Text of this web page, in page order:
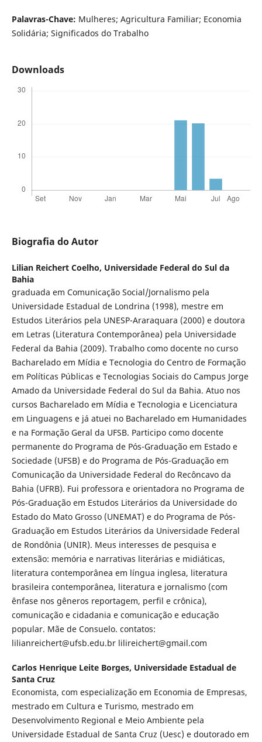
Palavras-Chave: Mulheres; Agricultura Familiar; Economia
Solidária; Significados do Trabalho
Downloads
Biografia do Autor
Lilian Reichert Coelho, Universidade Federal do Sul da
Bahia
graduada em Comunicação Social/Jornalismo pela
Universidade Estadual de Londrina (1998), mestre em
Estudos Literários pela UNESP-Araraquara (2000) e doutora
em Letras (Literatura Contemporânea) pela Universidade
Federal da Bahia (2009). Trabalho como docente no curso
Bacharelado em Mídia e Tecnologia do Centro de Formação
em Políticas Públicas e Tecnologias Sociais do Campus Jorge
Amado da Universidade Federal do Sul da Bahia. Atuo nos
cursos Bacharelado em Mídia e Tecnologia e Licenciatura
em Linguagens e já atuei no Bacharelado em Humanidades
e na Formação Geral da UFSB. Participo como docente
permanente do Programa de Pós-Graduação em Estado e
Sociedade (UFSB) e do Programa de Pós-Graduação em
Comunicação da Universidade Federal do Recôncavo da
Bahia (UFRB). Fui professora e orientadora no Programa de
Pós-Graduação em Estudos Literários da Universidade do
Estado do Mato Grosso (UNEMAT) e do Programa de Pós-
Graduação em Estudos Literários da Universidade Federal
de Rondônia (UNIR). Meus interesses de pesquisa e
extensão: memória e narrativas literárias e midiáticas,
literatura contemporânea em língua inglesa, literatura
brasileira contemporânea, literatura e jornalismo (com
ênfase nos gêneros reportagem, perfil e crônica),
comunicação e cidadania e comunicação e educação
popular. Mãe de Consuelo. contatos:
lilianreichert@ufsb.edu.br lilireichert@gmail.com
Carlos Henrique Leite Borges, Universidade Estadual de
Santa Cruz
Economista, com especialização em Economia de Empresas,
mestrado em Cultura e Turismo, mestrado em
Desenvolvimento Regional e Meio Ambiente pela
Universidade Estadual de Santa Cruz (Uesc) e doutorado em